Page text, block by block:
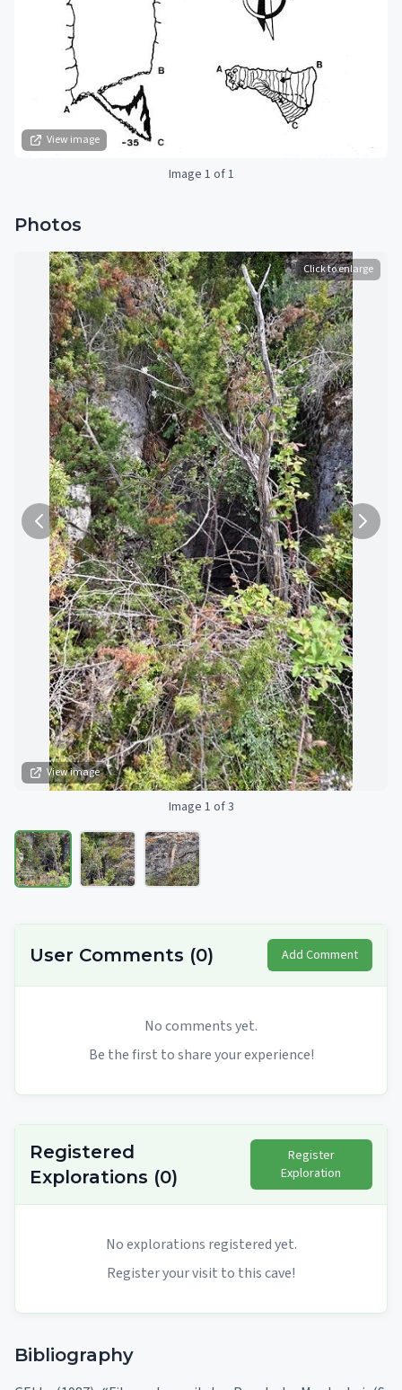
View image
Image 1 of 1
Photos
View image
Click to enlarge
Image 1 of 3
User Comments (0) Add Comment
No comments yet.
Be the first to share your experience!
Registered
Explorations (0)
Register
Exploration
No explorations registered yet.
Register your visit to this cave!
Bibliography